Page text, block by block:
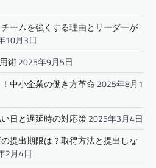
ームを強くする理由とリーダーが
10月3日
術2025年9月5日
中小企業の働き方革命 2025年8月1
日と遅延時の対応策2025年3月4日
提出期限は？取得方法と提出しな
2月4日